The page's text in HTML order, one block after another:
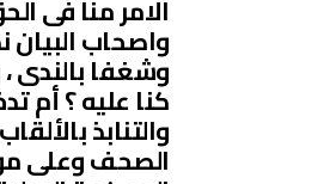
الامر منا فى
واصحاب البيان
وشغفا بالندى
كنا عليه ؟ أم
والتنابذ
الصحف وعلى